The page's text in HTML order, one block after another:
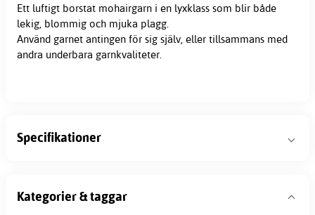
Ett luftigt borstat mohairgarn i en lyxklass som blir både
lekig, blommig och mjuka plagg.
Använd garnet antingen för sig själv, eller tillsammans med
andra underbara garnkvaliteter.
Specifikationer
Kategorier & taggar